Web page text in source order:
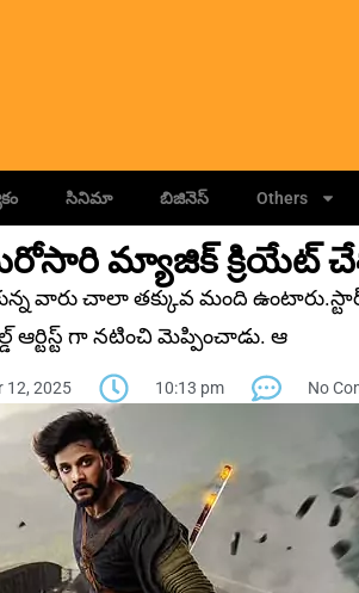
సినిమా బిజినెస్ Others
మరోసారి మ్యాజిక్ క్రియేట్
వారు చాలా తక్కువ మంది
ఆర్టిస్ట్ గా నటించి మెప్పించాడు. ఆ
12, 2025 10:13 pm No